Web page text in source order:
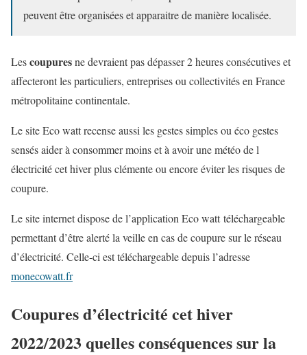
peuvent être organisées et apparaitre de manière localisée.
Lescoupuresne devraient pas dépasser 2 heures consécutives et
affecteront les particuliers, entreprises ou collectivités en France
métropolitaine continentale.
Le site Eco watt recense aussi les gestes simples ou éco gestes
sensés aider à consommer moins et à avoir une météo de l
électricité cet hiver plus clémente ou encore éviter les risques de
coupure.
Le site internet dispose de l’application Eco watt téléchargeable
permettant d’être alerté la veille en cas de coupure sur le réseau
d’électricité. Celle-ci est téléchargeable depuis l’adresse
monecowatt.fr
Coupures d’électricité cet hiver
2022/2023 quelles conséquences sur la